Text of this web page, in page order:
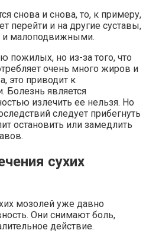
снова и снова, то, к примеру,
перейти и на другие суставы,
и малоподвижными.
пожилых, но из-за того, что
очень много жиров и
это приводит к
Болезнь является
излечить ее нельзя. Но
следует прибегнуть
остановить или замедлить
сухих
мозолей уже давно
Они снимают боль,
действие.